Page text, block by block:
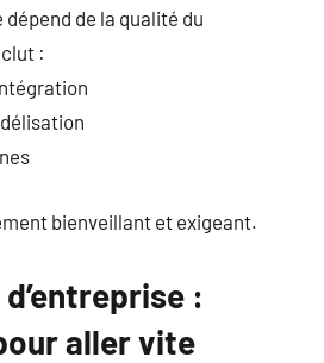
de la qualité du
:
bienveillant et exigeant.
:
aller vite